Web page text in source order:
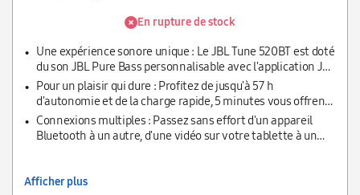
En rupture de stock
Une expérience sonore unique : Le JBL Tune 520BT est doté
du son JBL Pure Bass personnalisable avec l'application JBL
Headphones, adaptez le son à vos goûts et profitez de votre
expérience d'écoute
Pour un plaisir qui dure : Profitez de jusqu'à 57 h
d'autonomie et de la charge rapide, 5 minutes vous offrent
3 h de musique en plus ; avec le câble USB-C rechargez la
batterie en 2 h seulement
Connexions multiples : Passez sans effort d'un appareil
Bluetooth à un autre, d'une vidéo sur votre tablette à un
Afficher plus